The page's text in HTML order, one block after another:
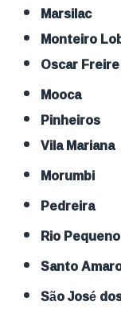
Marsilac
Monteiro
Oscar Freire
Mooca
Pinheiros
Vila Mariana
Morumbi
Pedreira
Rio Pequeno
Santo
São José